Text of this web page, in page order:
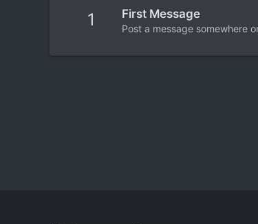
1 First Message
Post a message somewhere